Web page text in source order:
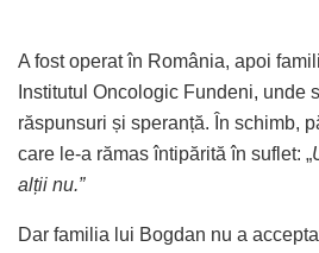
A fost operat în România, apoi
Institutul Oncologic Fundeni, unde
răspunsuri și speranță. În schimb,
care le-a rămas întipărită în suflet: „
alții nu.”
Dar familia lui Bogdan nu a